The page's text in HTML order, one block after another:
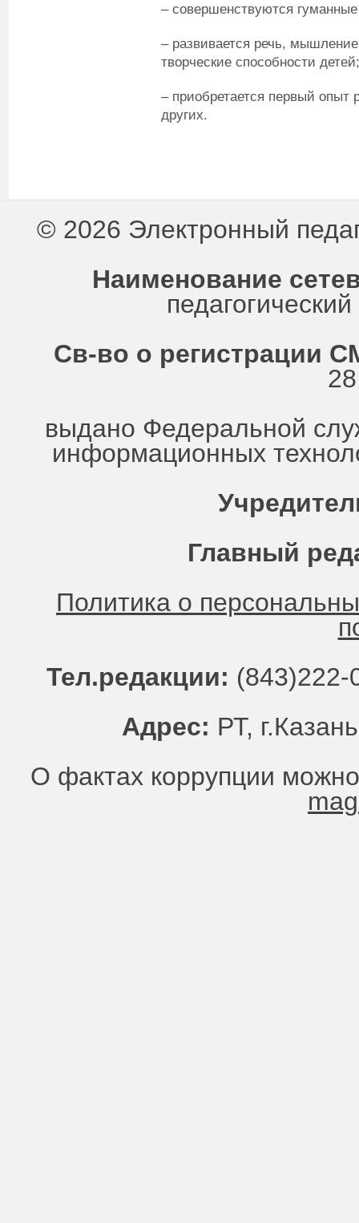
– совершенствуются
– развивается речь,
творческие способности детей;
– приобретается первый
других.
© 2026 Электронный
Наименование
Св-во о регистрации
выдано Федеральной
информационных
Главный
Политика о
Тел.редакции:
Адрес: РТ,
О фактах коррупции